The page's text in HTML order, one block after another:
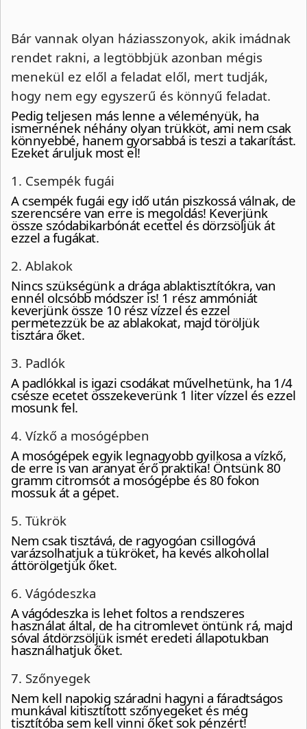
Bár vannak olyan háziasszonyok, akik imádnak
rendet rakni, a legtöbbjük azonban mégis
menekül ez elől a feladat elől, mert tudják,
hogy nem egy egyszerű és könnyű feladat.
Pedig teljesen más lenne a véleményük, ha
ismernének néhány olyan trükköt, ami nem csak
könnyebbé, hanem gyorsabbá is teszi a takarítást.
Ezeket áruljuk most el!
1. Csempék fugái
A csempék fugái egy idő után piszkossá válnak, de
szerencsére van erre is megoldás! Keverjünk
össze szódabikarbónát ecettel és dörzsöljük át
ezzel a fugákat.
2. Ablakok
Nincs szükségünk a drága ablaktisztítókra, van
ennél olcsóbb módszer is! 1 rész ammóniát
keverjünk össze 10 rész vízzel és ezzel
permetezzük be az ablakokat, majd töröljük
tisztára őket.
3. Padlók
A padlókkal is igazi csodákat művelhetünk, ha 1/4
csésze ecetet összekeverünk 1 liter vízzel és ezzel
mosunk fel.
4. Vízkő a mosógépben
A mosógépek egyik legnagyobb gyilkosa a vízkő,
de erre is van aranyat érő praktika! Öntsünk 80
gramm citromsót a mosógépbe és 80 fokon
mossuk át a gépet.
5. Tükrök
Nem csak tisztává, de ragyogóan csillogóvá
varázsolhatjuk a tükröket, ha kevés alkohollal
áttörölgetjük őket.
6. Vágódeszka
A vágódeszka is lehet foltos a rendszeres
használat által, de ha citromlevet öntünk rá, majd
sóval átdörzsöljük ismét eredeti állapotukban
használhatjuk őket.
7. Szőnyegek
Nem kell napokig száradni hagyni a fáradtságos
munkával kitisztított szőnyegeket és még
tisztítóba sem kell vinni őket sok pénzért!